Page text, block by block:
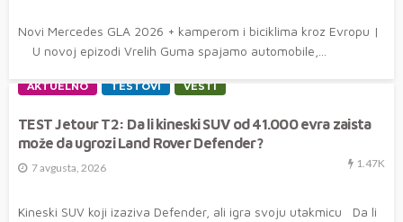
Novi Mercedes GLA 2026 + kamperom i biciklima kroz Evropu |
U novoj epizodi Vrelih Guma spajamo automobile,...
AKTUELNO TESTOVI VESTI
TEST Jetour T2: Da li kineski SUV od 41.000 evra zaista
može da ugrozi Land Rover Defender?
7 avgusta, 2026 1.47K
Kineski SUV koji izaziva Defender, ali igra svoju utakmicu Da li